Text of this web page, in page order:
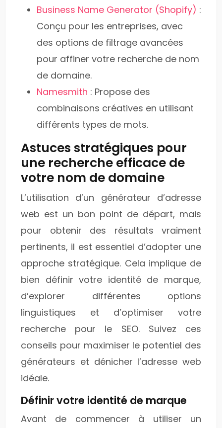
Business Name Generator (Shopify) :
Conçu pour les entreprises, avec
des options de filtrage avancées
pour affiner votre recherche de nom
de domaine.
Namesmith : Propose des
combinaisons créatives en utilisant
différents types de mots.
Astuces stratégiques pour
une recherche efficace de
votre nom de domaine
L’utilisation d’un générateur d’adresse
web est un bon point de départ, mais
pour obtenir des résultats vraiment
pertinents, il est essentiel d’adopter une
approche stratégique. Cela implique de
bien définir votre identité de marque,
d’explorer différentes options
linguistiques et d’optimiser votre
recherche pour le SEO. Suivez ces
conseils pour maximiser le potentiel des
générateurs et dénicher l’adresse web
idéale.
Définir votre identité de marque
Avant de commencer à utiliser un